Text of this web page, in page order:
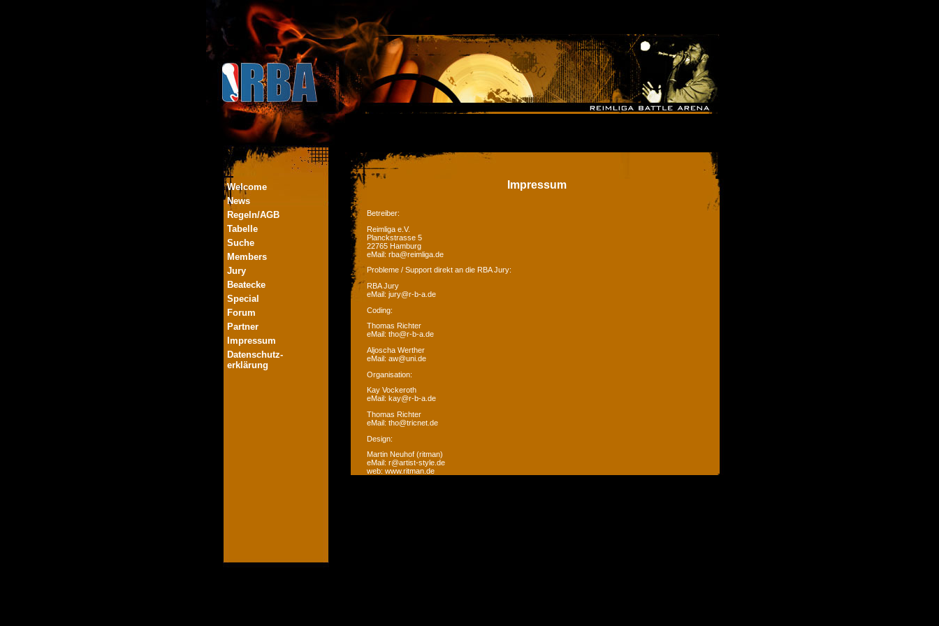
Welcome
News
Regeln/AGB
Tabelle
Suche
Members
Jury
Beatecke
Special
Forum
Partner
Impressum
Datenschutz-
erklärung
Impressum
Betreiber:
Reimliga e.V.
Planckstrasse 5
22765 Hamburg
eMail: rba@reimliga.de
Probleme / Support direkt an die RBA Jury:
RBA Jury
eMail: jury@r-b-a.de
Coding:
Thomas Richter
eMail: tho@r-b-a.de
Aljoscha Werther
eMail: aw@uni.de
Organisation:
Kay Vockeroth
eMail: kay@r-b-a.de
Thomas Richter
eMail: tho@tricnet.de
Design:
Martin Neuhof (ritman)
eMail: r@artist-style.de
web: www.ritman.de